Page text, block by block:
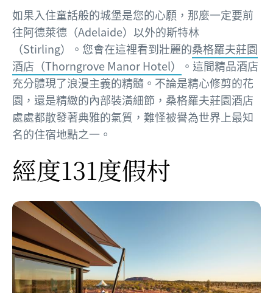
如果入住童話般的城堡是您的心願，那麼一定要前
往阿德萊德（Adelaide）以外的斯特林
（Stirling）。您會在這裡看到壯麗的桑格羅夫莊園
酒店（Thorngrove Manor Hotel）
。這間精品酒店
充分體現了浪漫主義的精髓。不論是精心修剪的花
園，還是精緻的內部裝潢細節，桑格羅夫莊園酒店
處處都散發著典雅的氣質，難怪被譽為世界上最知
名的住宿地點之一。
經度131度假村